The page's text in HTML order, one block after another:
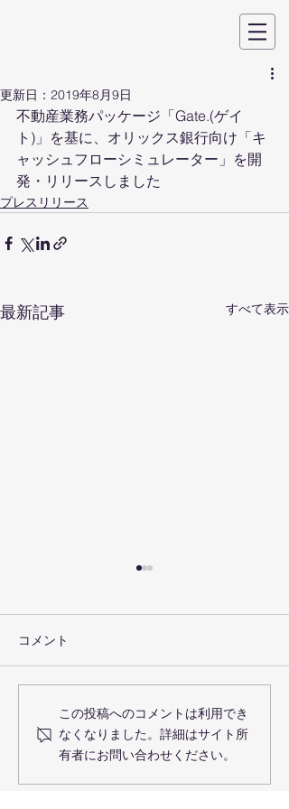
更新日： 2019年8月9日
不動産業務パッケージ「Gate.(ゲイ
ト)」を基に、オリックス銀行向け「キ
ャッシュフローシミュレーター」を開
発・リリースしました
プレスリリース
最新記事 すべて表示
SBJ銀行グループとの業務
提携に関する覚書締結の
お知らせ
コメント
この投稿へのコメントは利用でき
なくなりました。詳細はサイト所
有者にお問い合わせください。